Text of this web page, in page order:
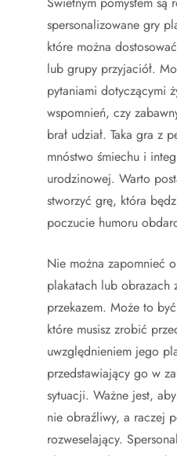
spersonalizowane gry
które można
lub grupy przyjaciół.
pytaniami dotyczącymi
wspomnień, czy
brał udział. Taka gra z
mnóstwo śmiechu i
urodzinowej. Warto
stworzyć grę, która
poczucie humoru
Nie można zapomnieć
plakatach lub obrazach
przekazem. Może to
które musisz zrobić
uwzględnieniem jego
przedstawiający go w
sytuacji. Ważne jest,
nie obraźliwy, a raczej
rozweselający.